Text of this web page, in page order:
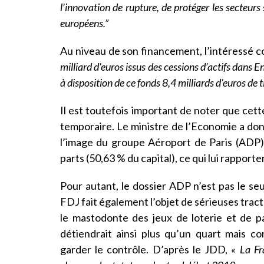
l’innovation de rupture, de protéger les
européens.”
Au niveau de son financement, l’intéressé
milliard d’euros issus des cessions d’actifs dans
à disposition de ce fonds 8,4 milliards d’euros
Il est toutefois important de noter que
temporaire. Le ministre de l’Economie a
l’image du groupe Aéroport de Paris
parts (50,63 % du capital), ce qui lui
Pour autant, le dossier ADP n’est pas le
FDJ fait également l’objet de sérieuses
le mastodonte des jeux de loterie et de
détiendrait ainsi plus qu’un quart mais
garder le contrôle. D’après le JDD, « La